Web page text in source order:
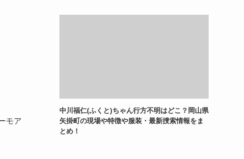
モア
中川福仁(ふくと)ちゃん行方不明はどこ？岡山県
矢掛町の現場や特徴や服装・最新捜索情報をま
とめ！